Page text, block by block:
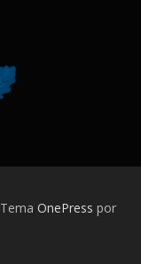
Tema OnePress por